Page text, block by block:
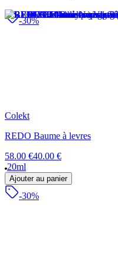
-30%
Colekt
REDO Baume à levres
58.00 €40.00 €
20ml
Ajouter au panier
-30%